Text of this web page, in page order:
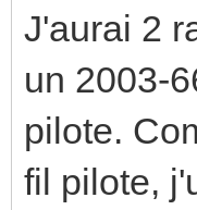
J'aurai 2
un 2003-
pilote.
fil pilote,